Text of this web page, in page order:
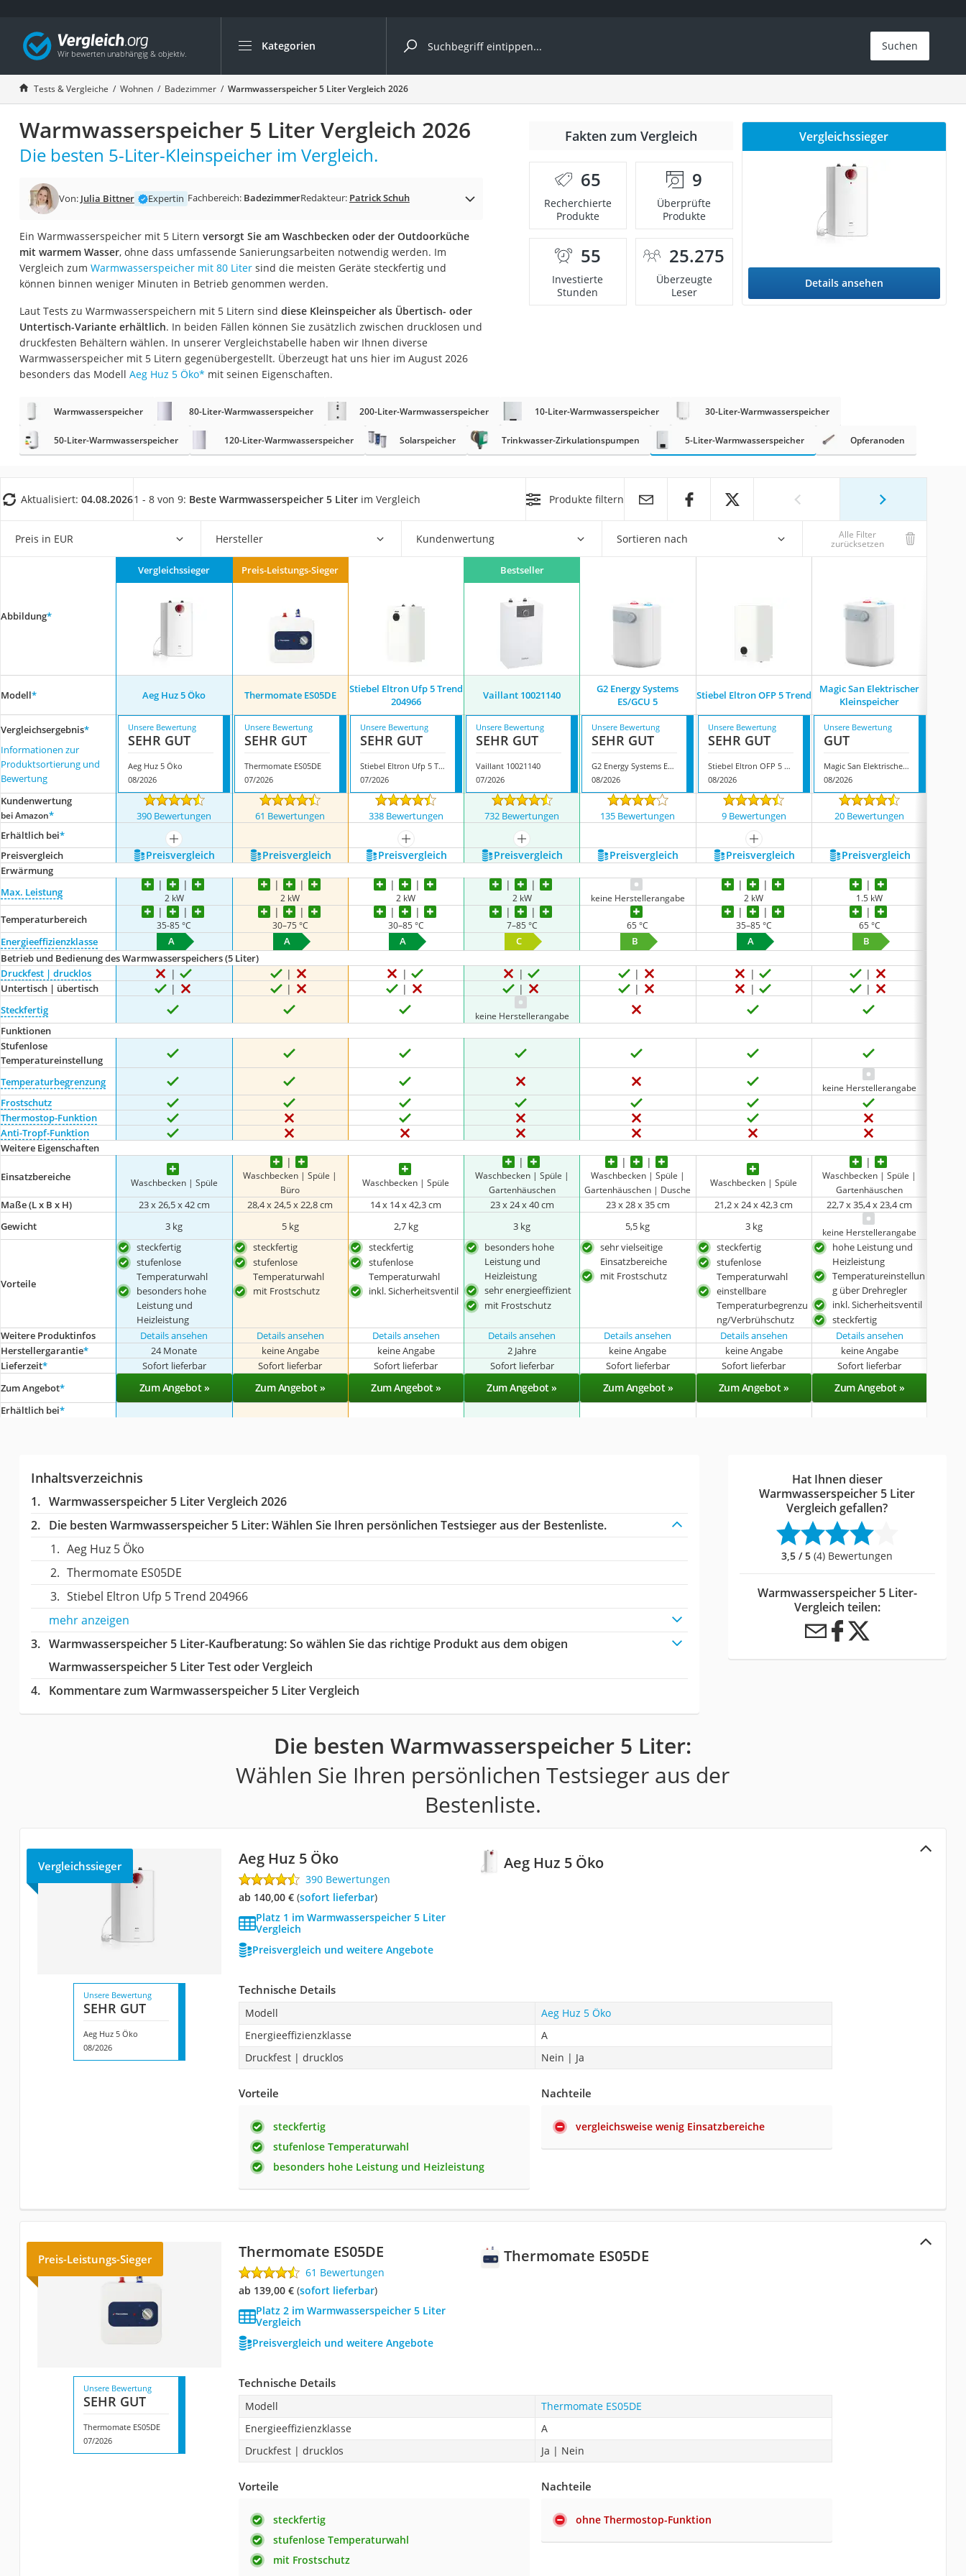
Kategorien
Die beliebtesten Vergleiche nach Kategorie
Wohnen
Matratzen-Topper
Matratzen
Konferenzlautsprecher
Badlüfter
Bürohocker
Außenleuchte mit Kamera
Ozongeneratoren
Akku-Tischlampe
Konferenzmikrofon
Klappmatratze
Duschkopf mit Kalkfilter
Aktenvernichter Sicherheitsstufe 4
Spannbettlaken
Duschpaneel
Matratze 90 x 200 cm
Service
Suchen
Tests & Vergleiche Wohnen Badezimmer Warmwasserspeicher 5 Liter Vergleich 2026
Warmwasserspeicher 5 Liter Vergleich 2026
Die besten 5-Liter-Kleinspeicher im Vergleich.
Von: Julia Bittner Expertin Fachbereich: BadezimmerRedakteur: Patrick Schuh
Ein Warmwasserspeicher mit 5 Litern versorgt Sie am Waschbecken oder der Outdoorküche
mit warmem Wasser, ohne dass umfassende Sanierungsarbeiten notwendig werden. Im
Vergleich zum Warmwasserspeicher mit 80 Litersind die meisten Geräte steckfertig und
können binnen weniger Minuten in Betrieb genommen werden.
Laut Tests zu Warmwasserspeichern mit 5 Litern sind diese Kleinspeicher als Übertisch- oder
Untertisch-Variante erhältlich. In beiden Fällen können Sie zusätzlich zwischen drucklosen und
druckfesten Behältern wählen. In unserer Vergleichstabelle haben wir Ihnen diverse
Warmwasserspeicher mit 5 Litern gegenübergestellt. Überzeugt hat uns hier im August 2026
besonders das Modell Aeg Huz 5 Öko* mit seinen Eigenschaften.
Fakten zum Vergleich
65
Recherchierte
Produkte
9
Überprüfte
Produkte
55
Investierte
Stunden
25.275
Überzeugte
Leser
Vergleichssieger
Details ansehen
Warmwasserspeicher 80-Liter-Warmwasserspeicher 200-Liter-Warmwasserspeicher 10-Liter-Warmwasserspeicher 30-Liter-Warmwasserspeicher
50-Liter-Warmwasserspeicher 120-Liter-Warmwasserspeicher Solarspeicher Trinkwasser-Zirkulationspumpen 5-Liter-Warmwasserspeicher Opferanoden
Aktualisiert: 04.08.20261 - 8 von 9: Beste Warmwasserspeicher 5 Liter im Vergleich Produkte filtern
Preis in EUR Hersteller Kundenwertung Sortieren nach Alle Filter
zurücksetzen
Abbildung*
Vergleichssieger Preis-Leistungs-Sieger Bestseller
Modell* Aeg Huz 5 Öko Thermomate ES05DE
‎Stiebel Eltron ‎Ufp 5 Trend
204966
Vaillant 10021140
G2 Energy Systems
ES/GCU 5
Stiebel Eltron OFP 5 Trend
Magic San Elektrischer
Kleinspeicher
Vergleichsergebnis*
Informationen zur
Produktsortierung und
Bewertung
Unsere Bewertung
SEHR GUT
Aeg Huz 5 Öko
08/2026
Unsere Bewertung
SEHR GUT
Thermomate ES05DE
07/2026
Unsere Bewertung
SEHR GUT
‎Stiebel Eltron ‎Ufp 5 Trend 204966
07/2026
Unsere Bewertung
SEHR GUT
Vaillant 10021140
07/2026
Unsere Bewertung
SEHR GUT
G2 Energy Systems ES/GCU 5
08/2026
Unsere Bewertung
SEHR GUT
Stiebel Eltron OFP 5 Trend
08/2026
Unsere Bewertung
GUT
Magic San Elektrischer Kleinspeicher
08/2026
Kundenwertung
bei Amazon* 390 Bewertungen 61 Bewertungen 338 Bewertungen 732 Bewertungen 135 Bewertungen 9 Bewertungen 20 Bewertungen
Erhältlich bei*
mehr anzeigen mehr anzeigen mehr anzeigen
mehr anzeigen
Preis­vergleich
Preis­vergleich Preis­vergleich Preis­vergleich Preis­vergleich Preis­vergleich Preis­vergleich Preis­vergleich
Erwärmung
Max. Leistung
2 kW 2 kW 2 kW 2 kW keine Herstellerangabe 2 kW 1.5 kW
Temperaturbereich 35-85 °C 30–75 °C 30–85 °C 7–85 °C 65 °C 35–85 °C 65 °C
Energieeffizienzklasse A A A C B A
B
Betrieb und Bedienung des Warmwasserspeichers (5 Liter)
Druckfest | drucklos
Untertisch | übertisch
Steckfertig
keine Herstellerangabe
Funktionen
Stufenlose
Temperatureinstellung
Temperaturbegrenzung
keine Herstellerangabe
Frostschutz
Thermostop-Funktion
Anti-Tropf-Funktion
Weitere Eigenschaften
Einsatzbereiche Waschbecken | Spüle
Waschbecken | Spüle |
Büro
Waschbecken | Spüle
Waschbecken | Spüle |
Gartenhäuschen
Waschbecken | Spüle |
Gartenhäuschen | Dusche
Waschbecken | Spüle
Waschbecken | Spüle |
Gartenhäuschen
Maße (L x B x H) 23 x 26,5 x 42 cm 28,4 x 24,5 x 22,8 cm 14 x 14 x 42,3 cm 23 x 24 x 40 cm 23 x 28 x 35 cm ‎21,2 x 24 x 42,3 cm 22,7 x 35,4 x 23,4 cm
Gewicht
3 kg 5 kg 2,7 kg 3 kg 5,5 kg 3 kg keine Herstellerangabe
Vorteile
steckfertig
stufenlose
Temperaturwahl
besonders hohe
Leistung und
Heizleistung
steckfertig
stufenlose
Temperaturwahl
mit Frostschutz
steckfertig
stufenlose
Temperaturwahl
inkl. Sicherheitsventil
besonders hohe
Leistung und
Heizleistung
sehr energieeffizient
mit Frostschutz
sehr vielseitige
Einsatzbereiche
mit Frostschutz
steckfertig
stufenlose
Temperaturwahl
einstellbare
Temperaturbegrenzu
ng/Verbrühschutz
hohe Leistung und
Heizleistung
Temperatureinstellun
g über Drehregler
inkl. Sicherheitsventil
steckfertig
Weitere Produktinfos Details ansehen Details ansehen Details ansehen Details ansehen Details ansehen Details ansehen
Details ansehen
Herstellergarantie* 24 Monate keine Angabe keine Angabe 2 Jahre keine Angabe keine Angabe keine Angabe
Lieferzeit* Sofort lieferbar Sofort lieferbar Sofort lieferbar Sofort lieferbar Sofort lieferbar Sofort lieferbar Sofort lieferbar
Zum Angebot* Zum Angebot » Zum Angebot » Zum Angebot » Zum Angebot » Zum Angebot » Zum Angebot » Zum Angebot »
Erhältlich bei*
Inhaltsverzeichnis
Warmwasserspeicher 5 Liter Vergleich 2026
Die besten Warmwasserspeicher 5 Liter:Wählen Sie Ihren persönlichen Testsieger aus der Bestenliste.
Aeg Huz 5 Öko
Thermomate ES05DE
‎Stiebel Eltron ‎Ufp 5 Trend 204966
mehr anzeigen
Warmwasserspeicher 5 Liter-Kaufberatung: So wählen Sie das richtige Produkt aus dem obigen
Warmwasserspeicher 5 Liter Test oder Vergleich
Kommentare zum Warmwasserspeicher 5 Liter Vergleich
Hat Ihnen dieser
Warmwasserspeicher 5 Liter
Vergleich gefallen?
3,5 / 5 (4) Bewertungen
Warmwasserspeicher 5 Liter-
Vergleich teilen:
Die besten Warmwasserspeicher 5 Liter:
Wählen Sie Ihren persönlichen Testsieger aus der
Bestenliste.
Aeg Huz 5 Öko
Vergleichssieger Aeg Huz 5 Öko
390 Bewertungen
ab 140,00 €( Sofort lieferbar)
Platz 1 im Warmwasserspeicher 5 Liter
Vergleich
Preisvergleich und weitere Angebote
Unsere Bewertung
SEHR GUT
Aeg Huz 5 Öko
08/2026
Technische Details
Modell
Aeg Huz 5 Öko
Energieeffizienzklasse
A
Druckfest | drucklos
Nein | Ja
Vorteile
steckfertig
stufenlose Temperaturwahl
besonders hohe Leistung und Heizleistung
Nachteile
vergleichsweise wenig Einsatzbereiche
Thermomate ES05DE
Preis-Leistungs-Sieger Thermomate ES05DE
61 Bewertungen
ab 139,00 €( Sofort lieferbar)
Platz 2 im Warmwasserspeicher 5 Liter
Vergleich
Preisvergleich und weitere Angebote
Unsere Bewertung
SEHR GUT
Thermomate ES05DE
07/2026
Technische Details
Modell
Thermomate ES05DE
Energieeffizienzklasse
A
Druckfest | drucklos
Ja | Nein
Vorteile
steckfertig
stufenlose Temperaturwahl
mit Frostschutz
Nachteile
ohne Thermostop-Funktion